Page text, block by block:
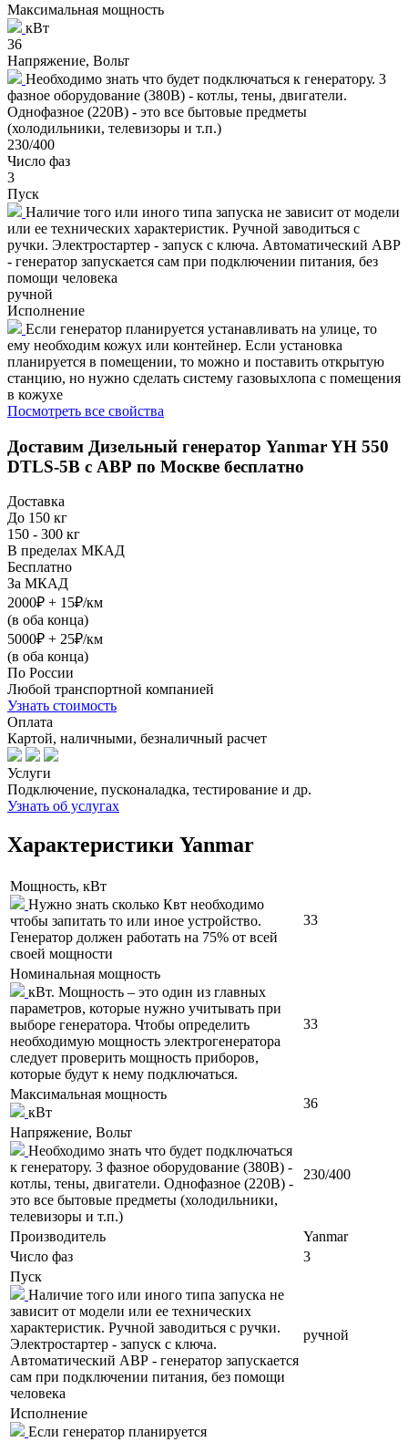
Максимальная мощность
кВт
36
Напряжение, Вольт
Необходимо знать что будет подключаться к генератору. 3
фазное оборудование (380В) - котлы, тены, двигатели.
Однофазное (220В) - это все бытовые предметы
(холодильники, телевизоры и т.п.)
230/400
Число фаз
3
Пуск
Наличие того или иного типа запуска не зависит от модели
или ее технических характеристик. Ручной заводиться с
ручки. Электростартер - запуск с ключа. Автоматический АВР
- генератор запускается сам при подключении питания, без
помощи человека
ручной
Исполнение
Если генератор планируется устанавливать на улице, то
ему необходим кожух или контейнер. Если установка
планируется в помещении, то можно и поставить открытую
станцию, но нужно сделать систему газовыхлопа с помещения
в кожухе
Посмотреть все свойства
Доставим Дизельный генератор Yanmar YH 550
DTLS-5B с АВР по Москве бесплатно
Доставка
До 150 кг
150 - 300 кг
В пределах МКАД
Бесплатно
За МКАД
2000₽ + 15₽/км
(в оба конца)
5000₽ + 25₽/км
(в оба конца)
По России
Любой транспортной компанией
Узнать стоимость
Оплата
Картой, наличными, безналичный расчет
Услуги
Подключение, пусконаладка, тестирование и др.
Узнать об услугах
Характеристики Yanmar
Мощность, кВт
Нужно знать сколько Квт необходимо
чтобы запитать то или иное устройство.
Генератор должен работать на 75% от всей
своей мощности
33
Номинальная мощность
кВт. Мощность – это один из главных
параметров, которые нужно учитывать при
выборе генератора. Чтобы определить
необходимую мощность электрогенератора
следует проверить мощность приборов,
которые будут к нему подключаться.
33
Максимальная мощность
кВт
36
Напряжение, Вольт
Необходимо знать что будет подключаться
к генератору. 3 фазное оборудование (380В) -
котлы, тены, двигатели. Однофазное (220В) -
это все бытовые предметы (холодильники,
телевизоры и т.п.)
230/400
Производитель
Yanmar
Число фаз
3
Пуск
Наличие того или иного типа запуска не
зависит от модели или ее технических
характеристик. Ручной заводиться с ручки.
Электростартер - запуск с ключа.
Автоматический АВР - генератор запускается
сам при подключении питания, без помощи
человека
ручной
Исполнение
Если генератор планируется